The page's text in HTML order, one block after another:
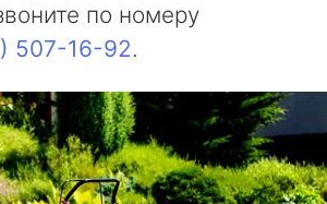
по номеру
507-16-92.